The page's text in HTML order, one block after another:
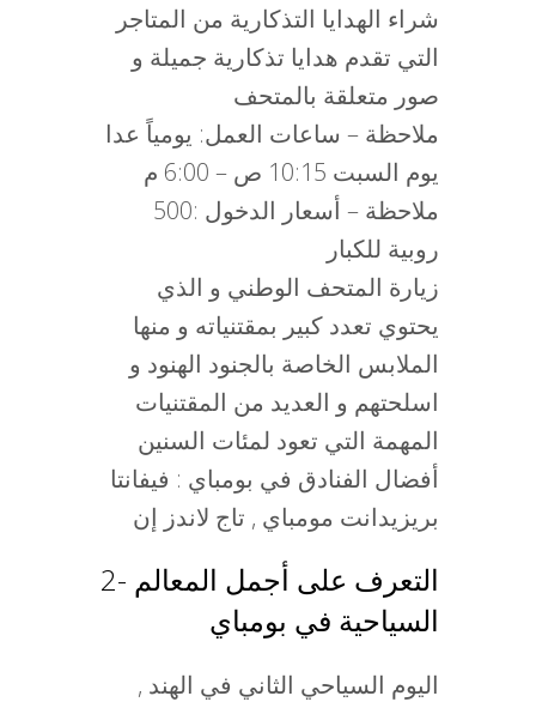
شراء الهدايا التذكارية من المتاجر
التي تقدم هدايا تذكارية جميلة و
صور متعلقة بالمتحف
ملاحظة – ساعات العمل: يومياً عدا
يوم السبت 10:15 ص – 6:00 م
ملاحظة – أسعار الدخول :500
روبية للكبار
زيارة المتحف الوطني و الذي
يحتوي تعدد كبير بمقتنياته و منها
الملابس الخاصة بالجنود الهنود و
اسلحتهم و العديد من المقتنيات
المهمة التي تعود لمئات السنين
أفضال الفنادق في بومباي : فيفانتا
بريزيدانت مومباي , تاج لاندز إن
2- التعرف على أجمل المعالم
السياحية في بومباي
اليوم السياحي الثاني في الهند ,